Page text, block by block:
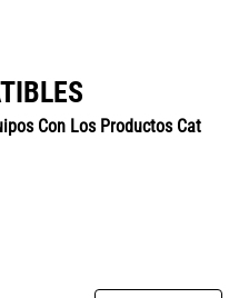
Con Los Productos Cat